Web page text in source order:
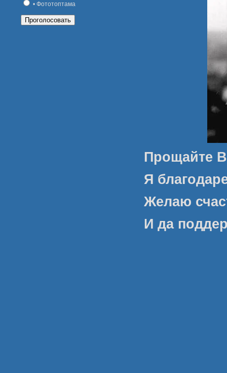
• Фототоптама
Прощайте
Я
Желаю
И да